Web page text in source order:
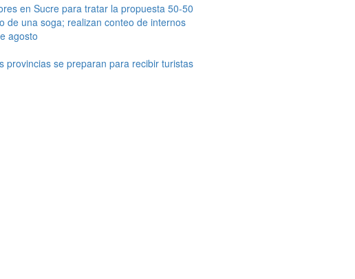
en Sucre para tratar la propuesta 50-50
de una soga; realizan conteo de internos
agosto
provincias se preparan para recibir turistas